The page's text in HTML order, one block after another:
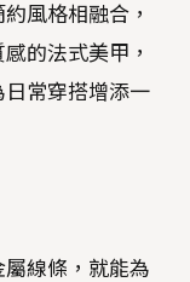
風格相融合，
的法式美甲，
常穿搭增添一
線條，就能為